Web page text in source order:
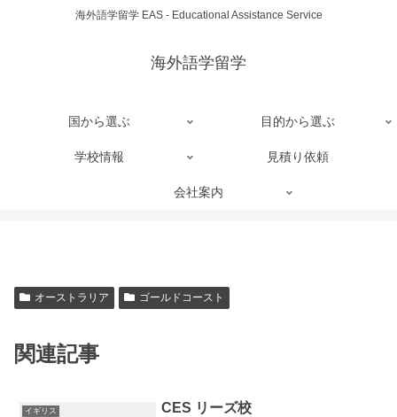
海外語学留学 EAS - Educational Assistance Service
海外語学留学
国から選ぶ 目的から選ぶ
学校情報 見積り依頼
会社案内
オーストラリア ゴールドコースト
関連記事
イギリス CES リーズ校